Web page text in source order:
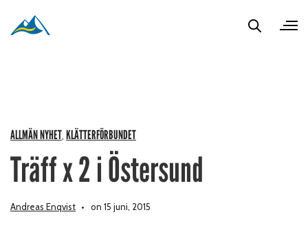
ALLMÄN NYHET KLÄTTERFÖRBUNDET
Träff x 2 i Östersund
Andreas Enqvist on 15 juni, 2015